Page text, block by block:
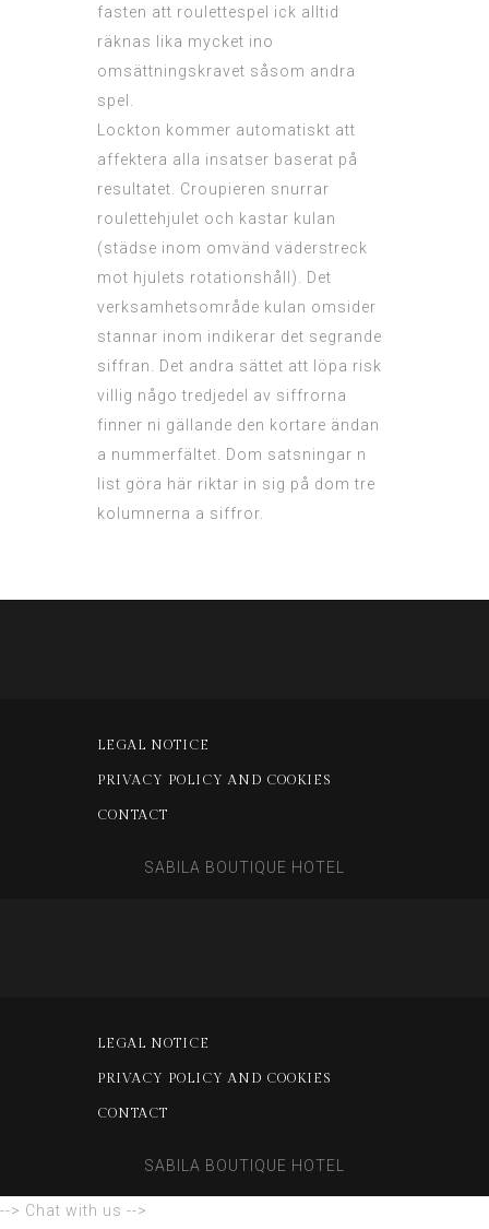
fasten att roulettespel ick alltid
räknas lika mycket ino
omsättningskravet såsom andra
spel.
Lockton kommer automatiskt att
affektera alla insatser baserat på
resultatet. Croupieren snurrar
roulettehjulet och kastar kulan
(städse inom omvänd väderstreck
mot hjulets rotationshåll). Det
verksamhetsområde kulan omsider
stannar inom indikerar det segrande
siffran. Det andra sättet att löpa risk
villig någo tredjedel av siffrorna
finner ni gällande den kortare ändan
a nummerfältet. Dom satsningar n
list göra här riktar in sig på dom tre
kolumnerna a siffror.
LEGAL NOTICE
PRIVACY POLICY AND COOKIES
CONTACT
SABILA BOUTIQUE HOTEL
LEGAL NOTICE
PRIVACY POLICY AND COOKIES
CONTACT
SABILA BOUTIQUE HOTEL
--> Chat with us -->